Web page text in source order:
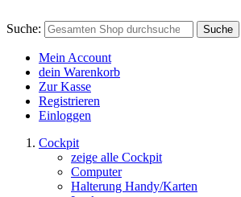
Suche: Suche
Mein Account
dein Warenkorb
Zur Kasse
Registrieren
Einloggen
Cockpit
zeige alle Cockpit
Computer
Halterung Handy/Karten